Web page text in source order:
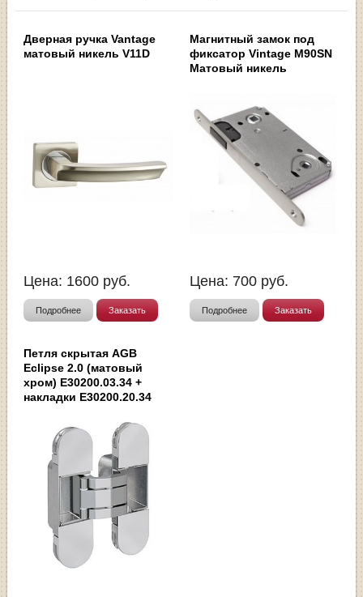
Дверная ручка Vantage
матовый никель V11D
Цена: 1600 руб.
Подробнее Заказать
Магнитный замок под
фиксатор Vintage M90SN
Матовый никель
Цена: 700 руб.
Подробнее Заказать
Петля скрытая AGB
Eclipse 2.0 (матовый
хром) E30200.03.34 +
накладки E30200.20.34